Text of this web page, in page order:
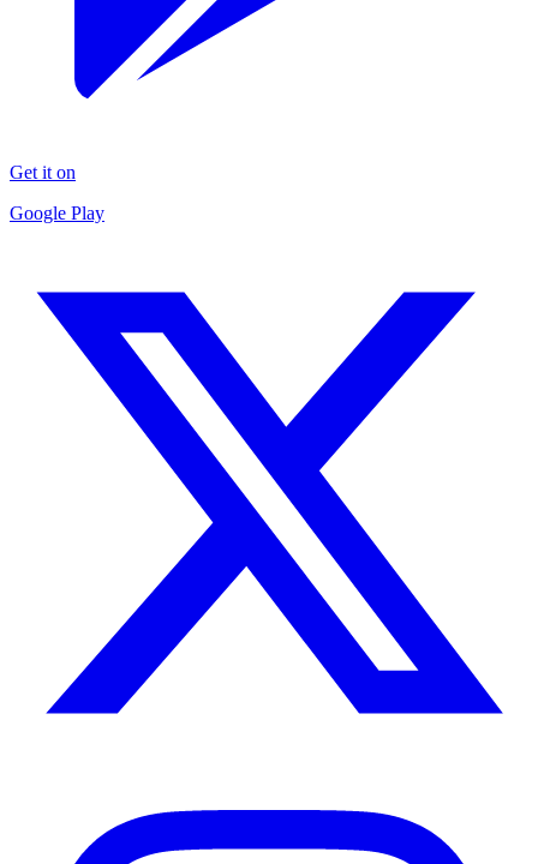
Get it on
Google Play